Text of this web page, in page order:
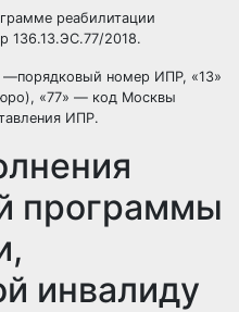
реабилитации
136.13.ЭС.77/2018.
—порядковый номер ИПР, «13»
«77» — код Москвы
ИПР.
программы
инвалиду